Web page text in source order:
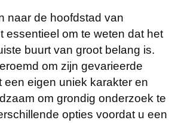
naar de hoofdstad van
essentieel om te weten dat het
buurt van groot belang is.
om zijn gevarieerde
een eigen uniek karakter en
om grondig onderzoek te
opties voordat u een